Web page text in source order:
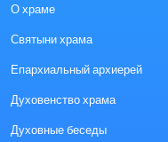
О храме
Святыни храма
Епархиальный архиерей
Духовенство храма
Духовные беседы